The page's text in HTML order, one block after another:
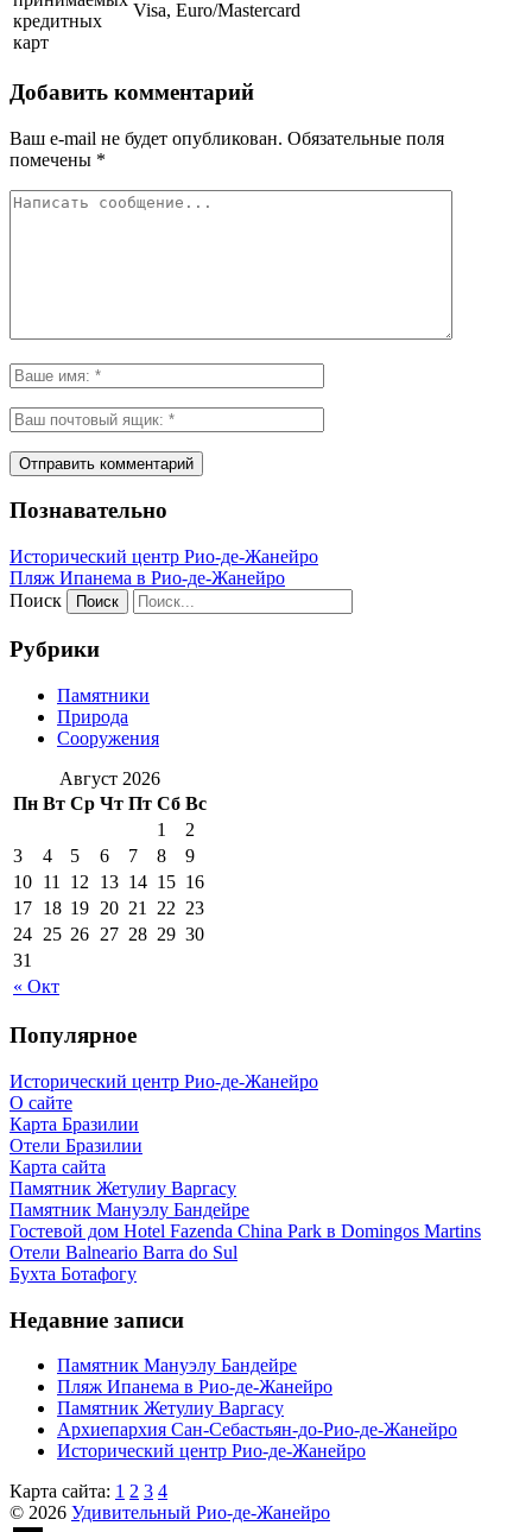
кредитных
карт
Visa, Euro/Mastercard
Добавить комментарий
Ваш e-mail не будет опубликован. Обязательные поля
помечены *
Познавательно
Исторический центр Рио-де-Жанейро
Пляж Ипанема в Рио-де-Жанейро
Поиск
Рубрики
Памятники
Природа
Сооружения
Август 2026
Пн Вт Ср Чт Пт Сб Вс
« Окт
1
2
3
4 5 6 7 8
9
10 11 12 13 14 15 16
17 18 19 20 21 22 23
24 25 26 27 28 29 30
31
Популярное
Исторический центр Рио-де-Жанейро
О сайте
Карта Бразилии
Отели Бразилии
Карта сайта
Памятник Жетулиу Варгасу
Памятник Мануэлу Бандейре
Гостевой дом Hotel Fazenda China Park в Domingos Martins
Отели Balneario Barra do Sul
Бухта Ботафогу
Недавние записи
Памятник Мануэлу Бандейре
Пляж Ипанема в Рио-де-Жанейро
Памятник Жетулиу Варгасу
Архиепархия Сан-Себастьян-до-Рио-де-Жанейро
Исторический центр Рио-де-Жанейро
Карта сайта: 1 2 3 4
© 2026 Удивительный Рио-де-Жанейро